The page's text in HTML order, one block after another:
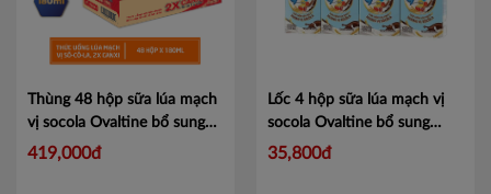
Thùng 48 hộp sữa lúa mạch
vị socola Ovaltine bổ sung
X2 canxi 180ml
419,000đ
Lốc 4 hộp sữa lúa mạch vị
socola Ovaltine bổ sung
DHA 180ml
35,800đ